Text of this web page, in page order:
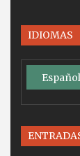
IDIOMAS
Español